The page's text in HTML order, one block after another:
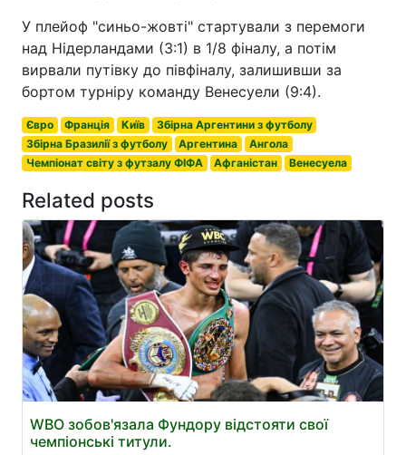
У плейоф "синьо-жовті" стартували з перемоги
над Нідерландами (3:1) в 1/8 фіналу, а потім
вирвали путівку до півфіналу, залишивши за
бортом турніру команду Венесуели (9:4).
Євро Франція Київ
Збірна Аргентини з футболу
Збірна Бразилії з футболу
Аргентина
Ангола
Чемпіонат світу з футзалу ФІФА
Афганістан Венесуела
Related posts
WBO зобов'язала Фундору відстояти свої
чемпіонські титули.